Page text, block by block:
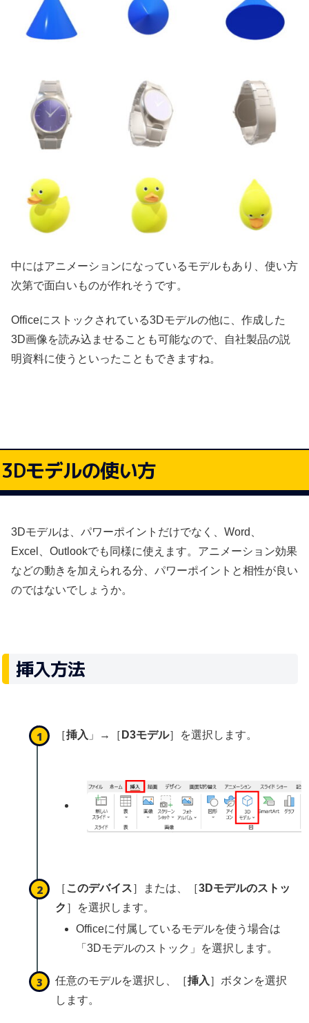
中にはアニメーションになっているモデルもあり、使い方
次第で面白いものが作れそうです。
Officeにストックされている3Dモデルの他に、作成した
3D画像を読み込ませることも可能なので、自社製品の説
明資料に使うといったこともできますね。
3Dモデルの使い方
3Dモデルは、パワーポイントだけでなく、Word、
Excel、Outlookでも同様に使えます。アニメーション効果
などの動きを加えられる分、パワーポイントと相性が良い
のではないでしょうか。
挿入方法
［挿入 」→［ D3モデル］を選択します。
［ このデバイス］または、［3Dモデルのストッ
ク ］を選択します。
Officeに付属しているモデルを使う場合は
「3Dモデルのストック」を選択します。
任意のモデルを選択し、［挿入 ］ボタンを選択
します。